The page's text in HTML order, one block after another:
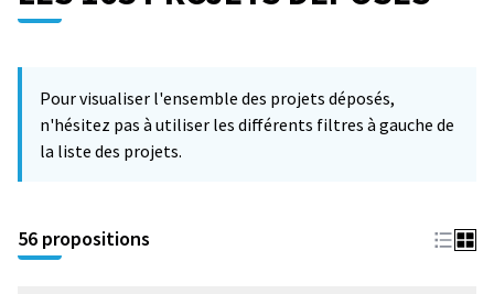
Passer la carte
−
Pour visualiser l'ensemble des projets déposés,
n'hésitez pas à utiliser les différents filtres à gauche de
la liste des projets.
56 propositions